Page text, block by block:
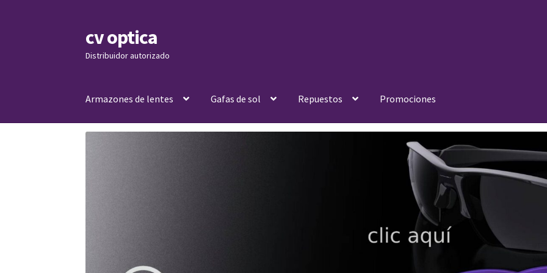
Skip
to
navigation
Skip
to
content
cv optica
Distribuidor autorizado
Armazones de lentes Gafas de sol Repuestos Promociones